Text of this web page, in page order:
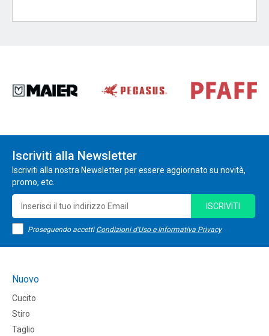
Iscriviti alla Newsletter
Iscriviti alla nostra Newsletter per essere aggiornato su novità,
promo, etc.
Proseguendo accetti Condizioni d'Uso e Informativa Privacy
ISCRIVITI
Nuovo
Cucito
Stiro
Taglio